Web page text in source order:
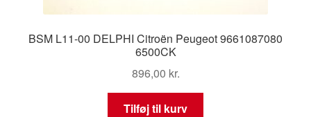
BSM L11-00 DELPHI Citroën Peugeot 9661087080
6500CK
896,00 kr.
Tilføj til kurv